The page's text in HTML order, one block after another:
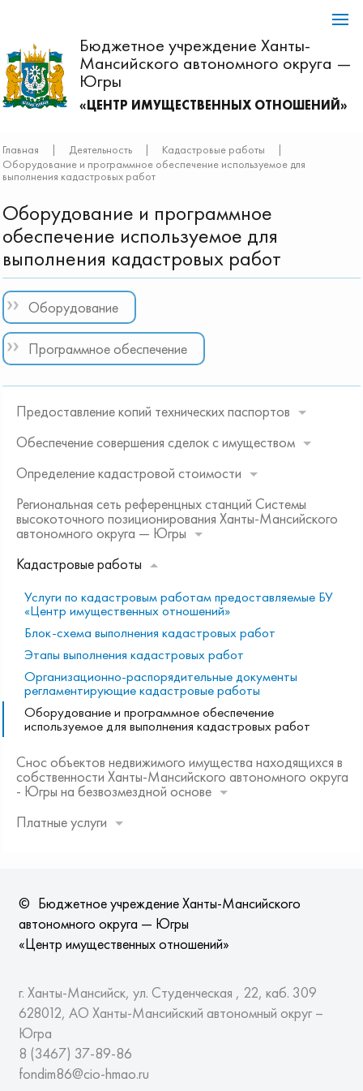
Бюджетное учреждение Ханты-
Мансийского автономного округа —
Югры
«ЦЕНТР ИМУЩЕСТВЕННЫХ ОТНОШЕНИЙ»
Главная | Деятельность | Кадастровые работы
|
Оборудование и программное обеспечение используемое для
выполнения кадастровых работ
Оборудование и программное
обеспечение используемое для
выполнения кадастровых работ
Оборудование
Программное обеспечение
Предоставление копий технических паспортов
Обеспечение совершения сделок с имуществом
Определение кадастровой стоимости
Региональная сеть референцных станций Системы
высокоточного позиционирования Ханты-Мансийского
автономного округа — Югры
Кадастровые работы
Услуги по кадастровым работам предоставляемые БУ
«Центр имущественных отношений»
Блок-схема выполнения кадастровых работ
Этапы выполнения кадастровых работ
Организационно-распорядительные документы
регламентирующие кадастровые работы
Оборудование и программное обеспечение
используемое для выполнения кадастровых работ
Снос объектов недвижимого имущества находящихся в
собственности Ханты-Мансийского автономного округа
- Югры на безвозмездной основе
Платные услуги
© Бюджетное учреждение Ханты-Мансийского
автономного округа — Югры
«Центр имущественных отношений»
г. Ханты-Мансийск, ул. Студенческая , 22, каб. 309
628012, АО Ханты-Мансийский автономный округ –
Югра
8 (3467) 37-89-86
fondim86@cio-hmao.ru